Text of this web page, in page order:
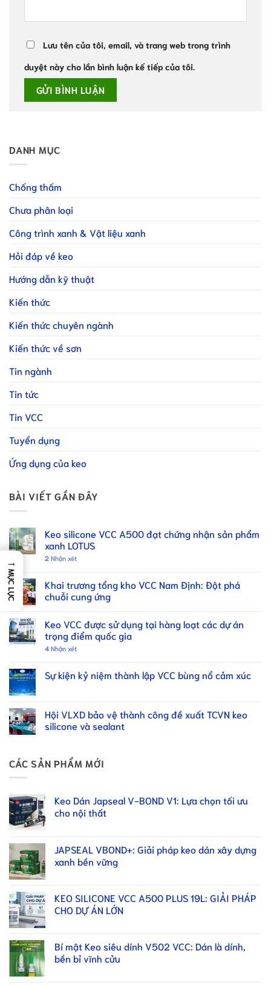
Lưu tên của tôi, email, và trang web trong trình
duyệt này cho lần bình luận kế tiếp của tôi.
DANH MỤC
Chống thấm
Chưa phân loại
Công trình xanh & Vật liệu xanh
Hỏi đáp về keo
Hướng dẫn kỹ thuật
Kiến thức
Kiến thức chuyên ngành
Kiến thức về sơn
Tin ngành
Tin tức
Tin VCC
Tuyển dụng
Ứng dụng của keo
BÀI VIẾT GẦN ĐÂY
Keo silicone VCC A500 đạt chứng nhận sản phẩm
xanh LOTUS
2 Nhận xét
Khai trương tổng kho VCC Nam Định: Đột phá
chuỗi cung ứng
Keo VCC được sử dụng tại hàng loạt các dự án
trọng điểm quốc gia
4 Nhận xét
Sự kiện kỷ niệm thành lập VCC bùng nổ cảm xúc
Hội VLXD bảo vệ thành công đề xuất TCVN keo
silicone và sealant
CÁC SẢN PHẨM MỚI
Keo Dán Japseal V-BOND V1: Lựa chọn tối ưu
cho nội thất
JAPSEAL VBOND+: Giải pháp keo dán xây dựng
xanh bền vững
KEO SILICONE VCC A500 PLUS 19L: GIẢI PHÁP
CHO DỰ ÁN LỚN
Bí mật Keo siêu dính V502 VCC: Dán là dính,
bền bỉ vĩnh cửu
→
MỤC LỤC